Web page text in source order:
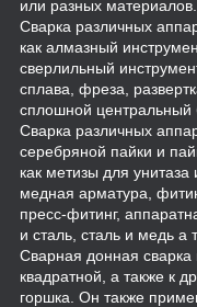
или разных материалов.
Сварка различных
как алмазный
сверлильный
сплава, фреза,
сплошной центральный
Сварка различных
серебряной пайки и
как метизы для
медная арматура,
пресс-фитинг,
и сталь, сталь и медь а
Сварная донная сварка
квадратной, а также к
горшка. Он также